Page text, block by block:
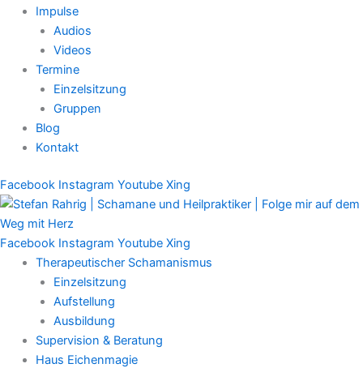
Impulse
Audios
Videos
Termine
Einzelsitzung
Gruppen
Blog
Kontakt
Facebook Instagram Youtube Xing
Facebook Instagram Youtube Xing
Therapeutischer Schamanismus
Einzelsitzung
Aufstellung
Ausbildung
Supervision & Beratung
Haus Eichenmagie